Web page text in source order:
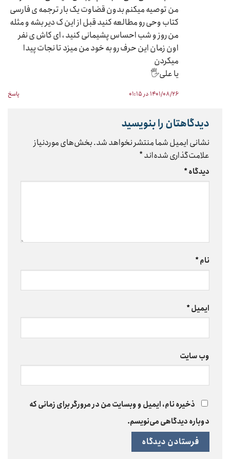
من توصیه میکنم بدون قضاوت یک بار ترجمه ی فارسی
کتاب وحی رو مطالعه کنید قبل از این ک دیر بشه و مثله
من روز و شب احساس پشیمانی کنید ، ای کاش ی نفر
اون زمان این حرف رو به خود من میزد تا نجات پیدا
میکردن
یا علی🖐
۱۴۰۱/۰۸/۲۶ در ۰۱:۱۵ پاسخ
دیدگاهتان را بنویسید
نشانی ایمیل شما منتشر نخواهد شد.بخش‌های موردنیاز
علامت‌گذاری شده‌اند*
دیدگاه*
نام*
ایمیل*
وب‌ سایت
ذخیره نام، ایمیل و وبسایت من در مرورگر برای زمانی که
دوباره دیدگاهی می‌نویسم.